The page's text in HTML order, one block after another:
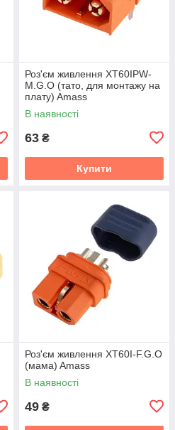
Роз'єм живлення XT60IPW-
M.G.O (тато, для монтажу на
плату) Amass
В наявності
63 ₴
Купити
Роз'єм живлення XT60I-F.G.O
(мама) Amass
В наявності
49 ₴